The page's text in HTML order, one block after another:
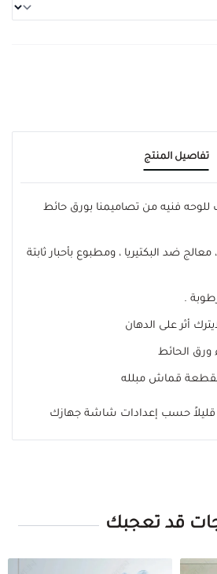
تفاصيل المنتج
فنيه من تصاميمنا بورق حائط
ضد البكتيريا ، ومطبوع بأحبار ثابتة
.
أثر على الدهان
ورق الحائط
قماش مبلله
قليلاً حسب إعدادات شاشة جهازك
قد تعجبك